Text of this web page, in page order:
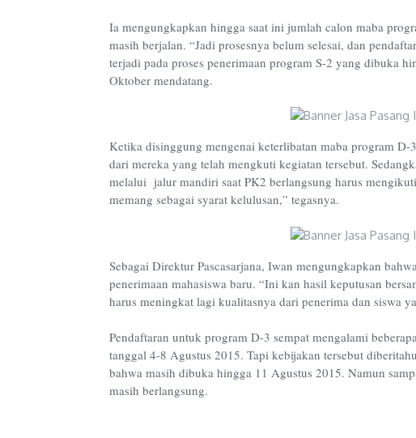
Ia mengungkapkan hingga saat ini jumlah calon maba
masih berjalan. “Jadi prosesnya belum selesai, dan
terjadi pada proses penerimaan program S-2 yang dibuka
Oktober mendatang.
Ketika disinggung mengenai keterlibatan maba program
dari mereka yang telah mengkuti kegiatan tersebut.
melalui jalur mandiri saat PK2 berlangsung harus
memang sebagai syarat kelulusan,” tegasnya.
Sebagai Direktur Pascasarjana, Iwan mengungkapkan
penerimaan mahasiswa baru. “Ini kan hasil keputusan
harus meningkat lagi kualitasnya dari penerima dan siswa
Pendaftaran untuk program D-3 sempat mengalami
tanggal 4-8 Agustus 2015. Tapi kebijakan tersebut
bahwa masih dibuka hingga 11 Agustus 2015. Namun
masih berlangsung.